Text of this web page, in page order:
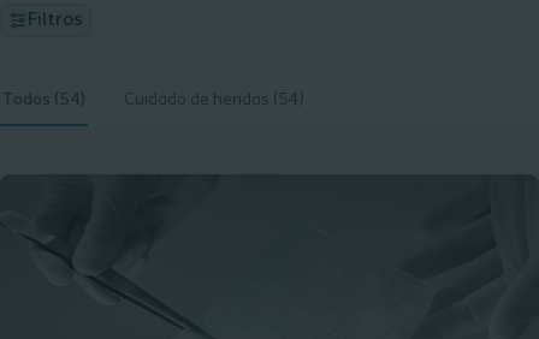
Filtros
Todos (54) Cuidado de heridas (54)